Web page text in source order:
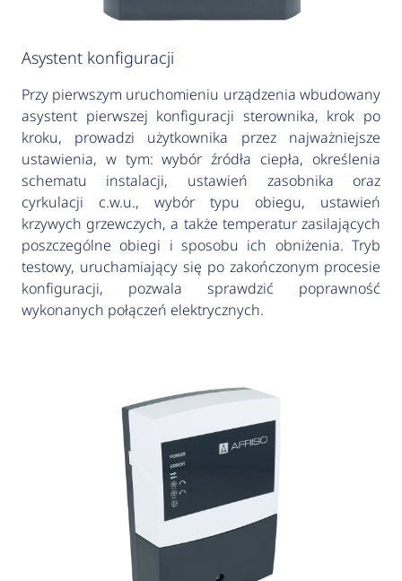
Asystent konfiguracji
Przy pierwszym uruchomieniu urządzenia wbudowany
asystent pierwszej konfiguracji sterownika, krok po
kroku, prowadzi użytkownika przez najważniejsze
ustawienia, w tym: wybór źródła ciepła, określenia
schematu instalacji, ustawień zasobnika oraz
cyrkulacji c.w.u., wybór typu obiegu, ustawień
krzywych grzewczych, a także temperatur zasilających
poszczególne obiegi i sposobu ich obniżenia. Tryb
testowy, uruchamiający się po zakończonym procesie
konfiguracji, pozwala sprawdzić poprawność
wykonanych połączeń elektrycznych.